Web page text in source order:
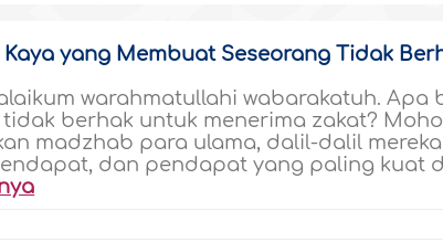
yang Membuat Seseorang Tidak
warahmatullahi wabarakatuh. Apa
berhak untuk menerima zakat?
madzhab para ulama, dalil-dalil
dan pendapat yang paling kuat